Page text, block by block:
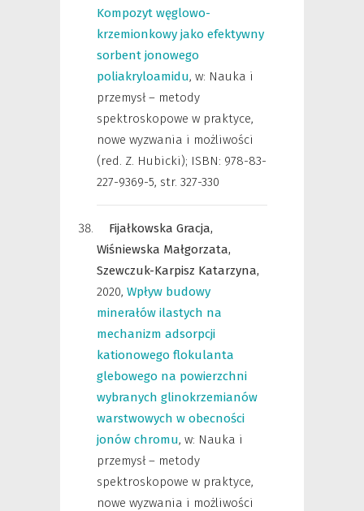
Kompozyt węglowo-
krzemionkowy jako efektywny
sorbent jonowego
poliakryloamidu, w: Nauka i
przemysł – metody
spektroskopowe w praktyce,
nowe wyzwania i możliwości
(red. Z. Hubicki); ISBN: 978-83-
227-9369-5, str. 327-330
Fijałkowska Gracja,
Wiśniewska Małgorzata,
Szewczuk-Karpisz Katarzyna,
2020, Wpływ budowy
minerałów ilastych na
mechanizm adsorpcji
kationowego flokulanta
glebowego na powierzchni
wybranych glinokrzemianów
warstwowych w obecności
jonów chromu, w: Nauka i
przemysł – metody
spektroskopowe w praktyce,
nowe wyzwania i możliwości